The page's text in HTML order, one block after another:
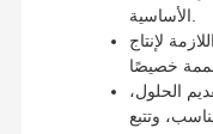
الأساسية.
لإنتاج
الحلول،
وتتبع